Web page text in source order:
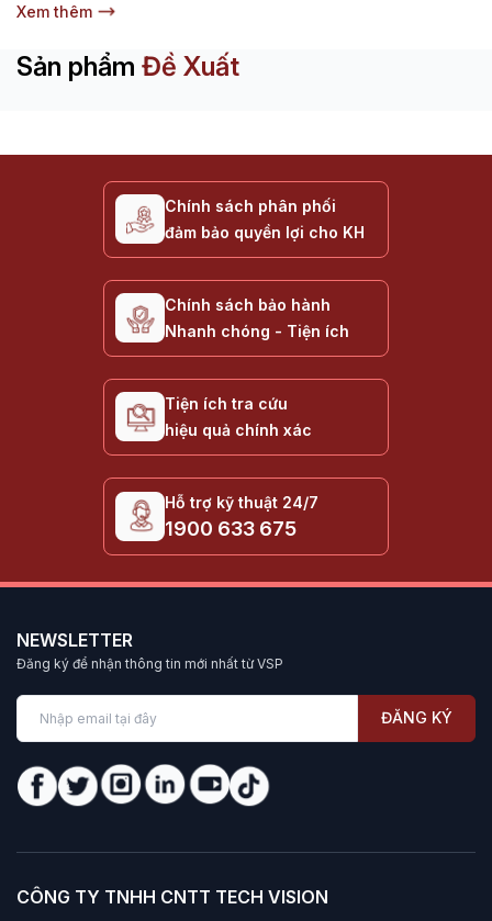
Xem thêm
Sản phẩm Đề Xuất
Chính sách phân phối
đảm bảo quyền lợi cho KH
Chính sách bảo hành
Nhanh chóng - Tiện ích
Tiện ích tra cứu
hiệu quả chính xác
Hỗ trợ kỹ thuật 24/7
1900 633 675
NEWSLETTER
Đăng ký để nhận thông tin mới nhất từ VSP
ĐĂNG KÝ
CÔNG TY TNHH CNTT TECH VISION